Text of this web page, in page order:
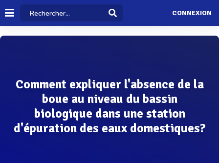
CONNEXION
Comment expliquer l'absence de la
boue au niveau du bassin
biologique dans une station
d'épuration des eaux domestiques?